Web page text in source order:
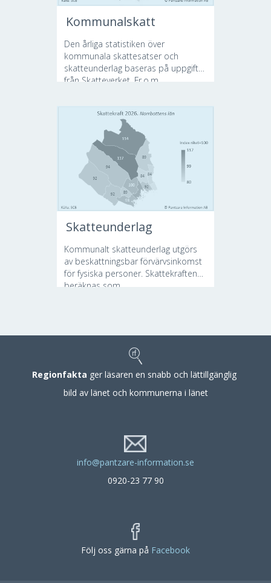
Kommunalskatt
Den årliga statistiken över
kommunala skattesatser och
skatteunderlag baseras på uppgifter
från Skatteverket. Fr.o.m....
Skatteunderlag
Kommunalt skatteunderlag utgörs
av beskattningsbar förvärvsinkomst
för fysiska personer. Skattekraften
beräknas som...
Regionfakta ger läsaren en snabb och lättillgänglig
bild av länet och kommunerna i länet
info@pantzare-information.se
0920-23 77 90
Följ oss gärna på Facebook